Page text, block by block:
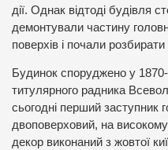
дії. Однак відтоді будівля
демонтували частину
поверхів і почали розбирати
Будинок споруджено у
титулярного радника
сьогодні перший
двоповерховий, на
декор виконаний з жовтої